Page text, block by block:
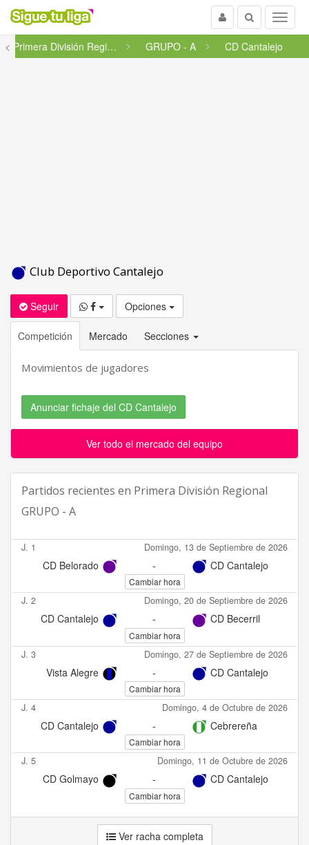
Menu
Buscar
Usuario
<
Primera División Regional GRUPO - A CD Cantalejo
Club Deportivo Cantalejo
Seguir Opciones
Competición Mercado Secciones
Movimientos de jugadores
Anunciar fichaje del CD Cantalejo
Ver todo el mercado del equipo
Partidos recientes en Primera División Regional
GRUPO - A
J. 1 Domingo, 13 de Septiembre de 2026
CD Belorado - CD Cantalejo
Cambiar hora
J. 2 Domingo, 20 de Septiembre de 2026
CD Cantalejo - CD Becerril
Cambiar hora
J. 3 Domingo, 27 de Septiembre de 2026
Vista Alegre - CD Cantalejo
Cambiar hora
J. 4 Domingo, 4 de Octubre de 2026
CD Cantalejo - Cebrereña
Cambiar hora
J. 5 Domingo, 11 de Octubre de 2026
CD Golmayo - CD Cantalejo
Cambiar hora
Ver racha completa